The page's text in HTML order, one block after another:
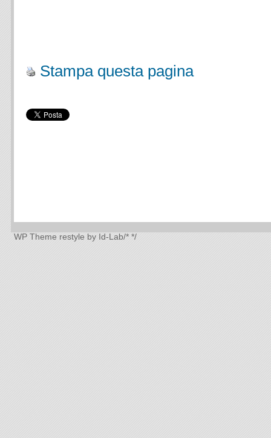
Stampa questa pagina
WP Theme restyle by Id-Lab/* */